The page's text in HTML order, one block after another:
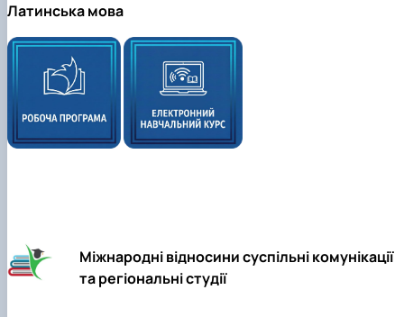
Латинська мова
Міжнародні відносини суспільні комунікації
та регіональні студії